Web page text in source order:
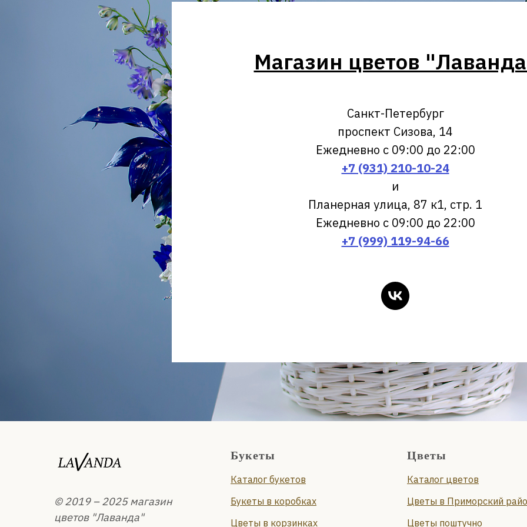
Магазин цветов
Санкт-Петербург
проспект Сизова, 14
Ежедневно с 09:00 до 22:00
+7 (931) 210-10-24
и
Планерная улица, 87 к1, стр. 1
Ежедневно с 09:00 до 22:00
+7 (999) 119-94-66
© 2019 – 2025 магазин
цветов "Лаванда"
Букеты
Каталог букетов
Букеты в коробках
Цветы в корзинках
Цветы
Каталог цветов
Цветы в Приморский
Цветы поштучно